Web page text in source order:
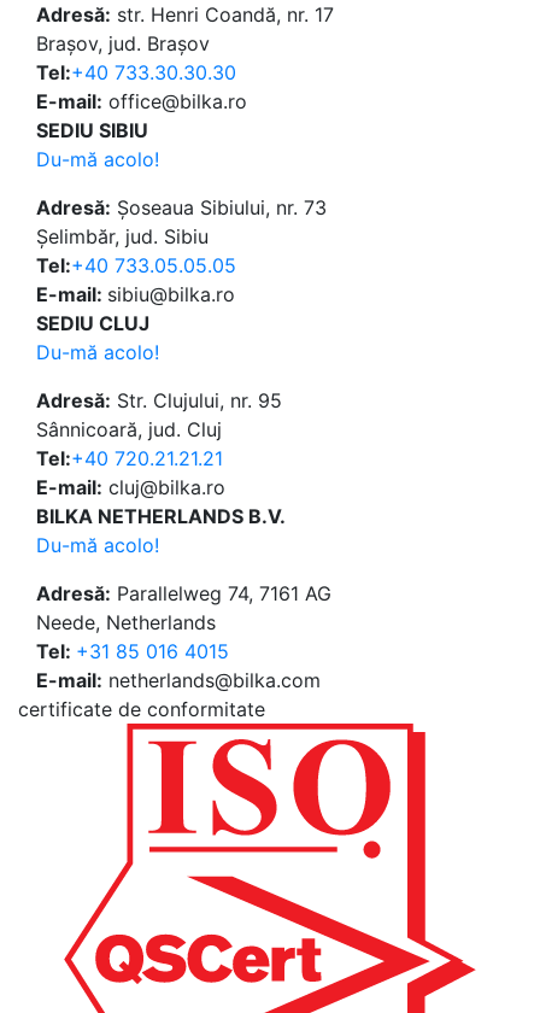
Adresă: str. Henri Coandă, nr. 17
Brașov, jud. Brașov
Tel:+40 733.30.30.30
E-mail: office@bilka.ro
SEDIU SIBIU
Du-mă acolo!
Adresă: Șoseaua Sibiului, nr. 73
Șelimbăr, jud. Sibiu
Tel:+40 733.05.05.05
E-mail: sibiu@bilka.ro
SEDIU CLUJ
Du-mă acolo!
Adresă: Str. Clujului, nr. 95
Sânnicoară, jud. Cluj
Tel:+40 720.21.21.21
E-mail: cluj@bilka.ro
BILKA NETHERLANDS B.V.
Du-mă acolo!
Adresă: Parallelweg 74, 7161 AG
Neede, Netherlands
Tel: +31 85 016 4015
E-mail: netherlands@bilka.com
certificate de conformitate